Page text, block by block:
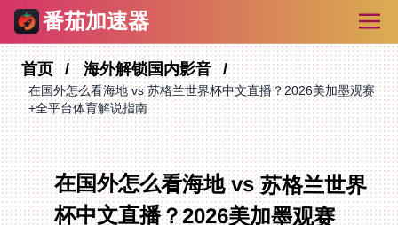
番茄加速器
首页 海外解锁国内影音
在国外怎么看海地 vs 苏格兰世界杯中文直播？2026美加墨观赛
+全平台体育解说指南
在国外怎么看海地 vs 苏格兰世界
杯中文直播？2026美加墨观赛